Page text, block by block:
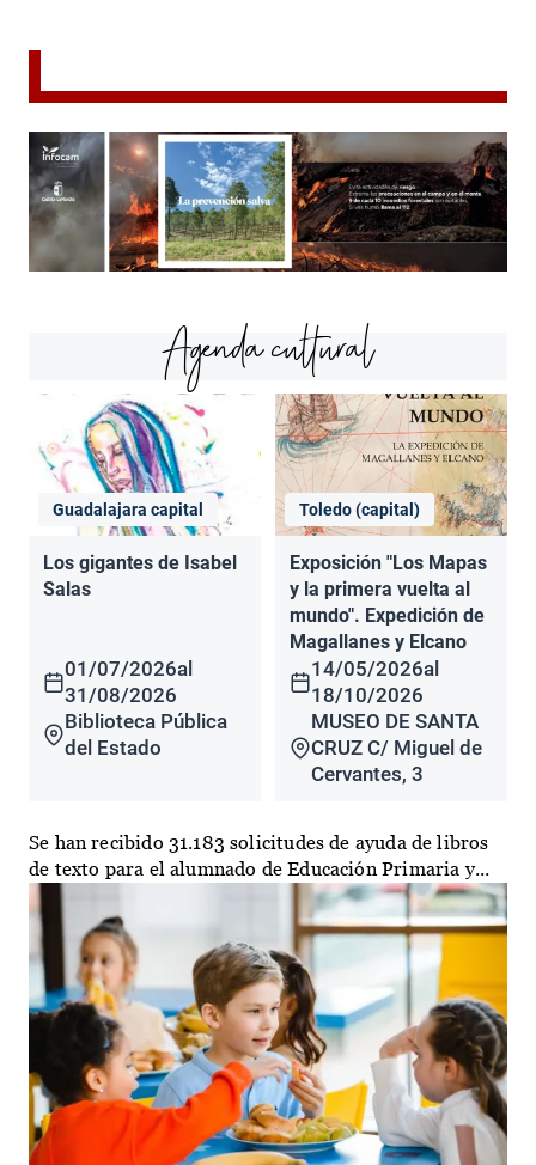
Agenda cultural
Guadalajara capital
Los gigantes de Isabel
Salas
01/07/2026al
31/08/2026
Biblioteca Pública
del Estado
Toledo (capital)
Exposición "Los Mapas
y la primera vuelta al
mundo". Expedición de
Magallanes y Elcano
14/05/2026al
18/10/2026
MUSEO DE SANTA
CRUZ C/ Miguel de
Cervantes, 3
Se han recibido 31.183 solicitudes de ayuda de libros
de texto para el alumnado de Educación Primaria y...